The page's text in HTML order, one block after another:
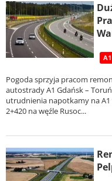
A1
Pogoda sprzyja pracom
autostrady A1 Gdańsk –
utrudnienia napotkamy na A1
2+420 na węźle Rusoc...